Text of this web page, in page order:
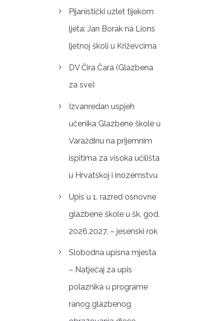
Pijanistički uzlet tijekom
ljeta: Jan Borak na Lions
ljetnoj školi u Križevcima
DV Čira Čara (Glazbena
za sve)
Izvanredan uspjeh
učenika Glazbene škole u
Varaždinu na prijemnim
ispitima za visoka učilišta
u Hrvatskoj i inozemstvu
Upis u 1. razred osnovne
glazbene škole u šk. god.
2026.2027. – jesenski rok
Slobodna upisna mjesta
– Natječaj za upis
polaznika u programe
ranog glazbenog